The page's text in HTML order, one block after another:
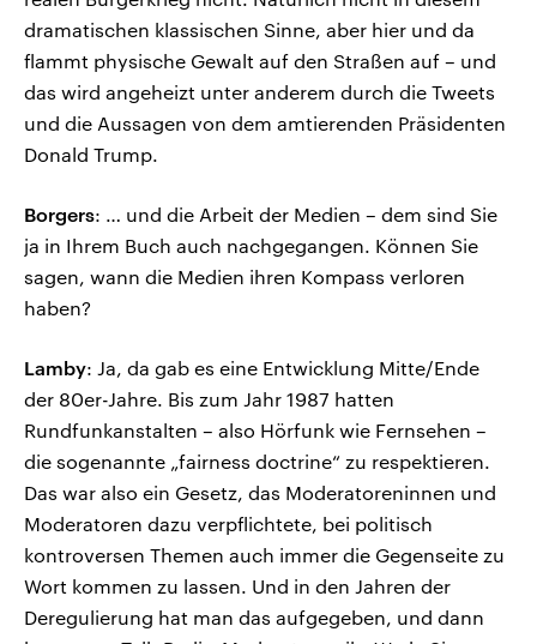
dramatischen klassischen Sinne, aber hier und da
flammt physische Gewalt auf den Straßen auf – und
das wird angeheizt unter anderem durch die Tweets
und die Aussagen von dem amtierenden Präsidenten
Donald Trump.
Borgers: … und die Arbeit der Medien – dem sind Sie
ja in Ihrem Buch auch nachgegangen. Können Sie
sagen, wann die Medien ihren Kompass verloren
haben?
Lamby: Ja, da gab es eine Entwicklung Mitte/Ende
der 80er-Jahre. Bis zum Jahr 1987 hatten
Rundfunkanstalten – also Hörfunk wie Fernsehen –
die sogenannte „fairness doctrine“ zu respektieren.
Das war also ein Gesetz, das Moderatoreninnen und
Moderatoren dazu verpflichtete, bei politisch
kontroversen Themen auch immer die Gegenseite zu
Wort kommen zu lassen. Und in den Jahren der
Deregulierung hat man das aufgegeben, und dann